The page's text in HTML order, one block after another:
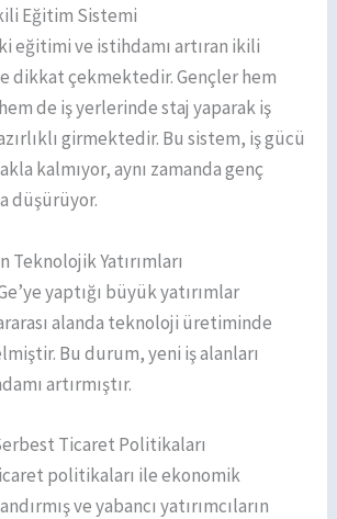
Eğitim Sistemi
eğitimi ve istihdamı artıran ikili
dikkat çekmektedir. Gençler hem
de iş yerlerinde staj yaparak iş
girmektedir. Bu sistem, iş gücü
kalmıyor, aynı zamanda genç
düşürüyor.
Teknolojik Yatırımları
yaptığı büyük yatırımlar
alanda teknoloji üretiminde
Bu durum, yeni iş alanları
artırmıştır.
Ticaret Politikaları
politikaları ile ekonomik
ve yabancı yatırımcıların